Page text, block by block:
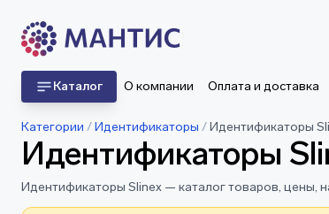
Каталог О компании Оплата и доставка
Категории /Идентификаторы /Идентификаторы
Идентификаторы
Идентификаторы Slinex — каталог товаров, цены,